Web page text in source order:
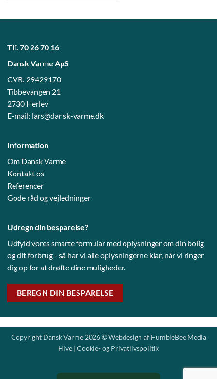
Tlf. 70 26 70 16
Dansk Varme ApS
CVR: 29429170
Tibbevangen 21
2730 Herlev
E-mail: lars@dansk-varme.dk
Information
Om Dansk Varme
Kontakt os
Referencer
Gode råd og vejledninger
Udregn din besparelse?
Udfyld vores smarte formular med oplysninger om din bolig
og dit forbrug - så har vi alle oplysningerne klar, når vi ringer
dig op for at drøfte dine muligheder.
BEREGN DIN BESPARELSE
Copyright Dansk Varme 2026 © Webdesign af HumbleBee Media
Hive | Cookie- og Privatlivspolitik